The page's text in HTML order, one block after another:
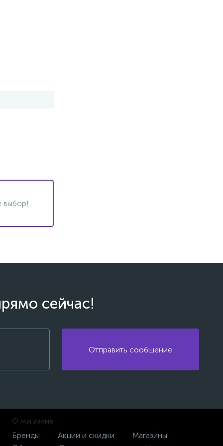
выбор!
сейчас!
Отправить сообщение
О магазине
Бренды
Акции и скидки
Магазины